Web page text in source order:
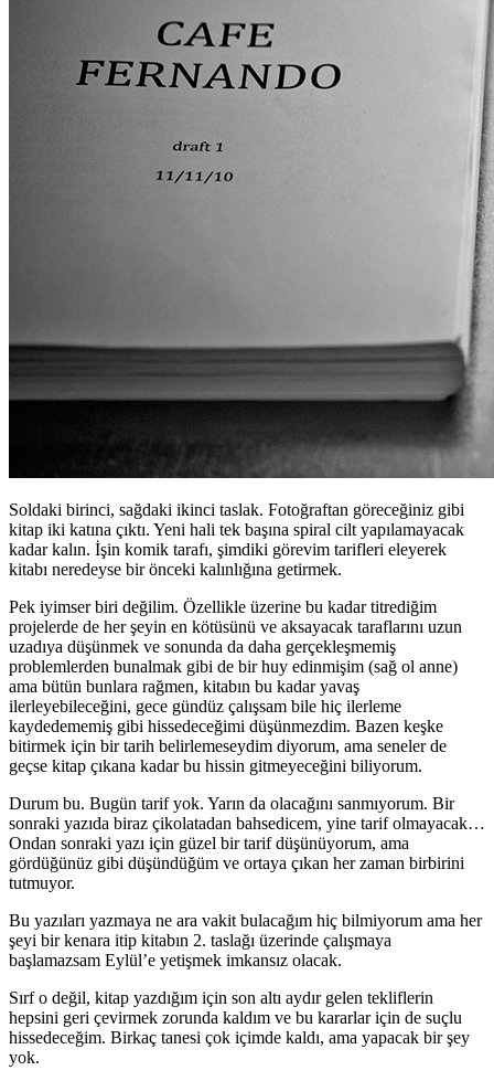
Soldaki birinci, sağdaki ikinci taslak. Fotoğraftan göreceğiniz gibi
kitap iki katına çıktı. Yeni hali tek başına spiral cilt yapılamayacak
kadar kalın. İşin komik tarafı, şimdiki görevim tarifleri eleyerek
kitabı neredeyse bir önceki kalınlığına getirmek.
Pek iyimser biri değilim. Özellikle üzerine bu kadar titrediğim
projelerde de her şeyin en kötüsünü ve aksayacak taraflarını uzun
uzadıya düşünmek ve sonunda da daha gerçekleşmemiş
problemlerden bunalmak gibi de bir huy edinmişim (sağ ol anne)
ama bütün bunlara rağmen, kitabın bu kadar yavaş
ilerleyebileceğini, gece gündüz çalışsam bile hiç ilerleme
kaydedememiş gibi hissedeceğimi düşünmezdim. Bazen keşke
bitirmek için bir tarih belirlemeseydim diyorum, ama seneler de
geçse kitap çıkana kadar bu hissin gitmeyeceğini biliyorum.
Durum bu. Bugün tarif yok. Yarın da olacağını sanmıyorum. Bir
sonraki yazıda biraz çikolatadan bahsedicem, yine tarif olmayacak…
Ondan sonraki yazı için güzel bir tarif düşünüyorum, ama
gördüğünüz gibi düşündüğüm ve ortaya çıkan her zaman birbirini
tutmuyor.
Bu yazıları yazmaya ne ara vakit bulacağım hiç bilmiyorum ama her
şeyi bir kenara itip kitabın 2. taslağı üzerinde çalışmaya
başlamazsam Eylül’e yetişmek imkansız olacak.
Sırf o değil, kitap yazdığım için son altı aydır gelen tekliflerin
hepsini geri çevirmek zorunda kaldım ve bu kararlar için de suçlu
hissedeceğim. Birkaç tanesi çok içimde kaldı, ama yapacak bir şey
yok.